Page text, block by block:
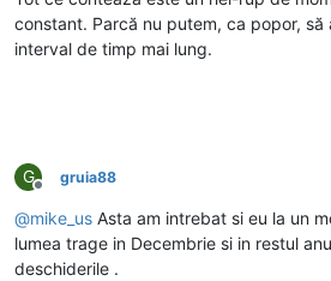
constant. Parcă nu putem, ca popor, să
interval de timp mai lung.
G
Deconectat
gruia88
@mike_us Asta am intrebat si eu la un
lumea trage in Decembrie si in restul
deschiderile .